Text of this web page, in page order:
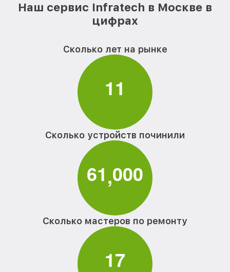
Наш сервис Infratech в Москве в
цифрах
Сколько лет на рынке
11
Сколько устройств починили
61,000
Сколько мастеров по ремонту
17